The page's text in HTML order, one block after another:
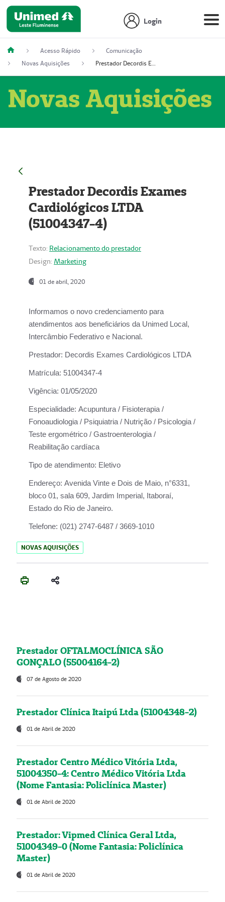
Login
Acesso Rápido
Comunicação
Novas Aquisições
Prestador Decordis Exames Cardiológicos LTDA (51004347-4)
Novas Aquisições
Prestador Decordis Exames
Cardiológicos LTDA
(51004347-4)
Texto: Relacionamento do prestador
Design: Marketing
01 de abril, 2020
Informamos o novo credenciamento para
atendimentos aos beneficiários da Unimed Local,
Intercâmbio Federativo e Nacional.
Prestador: Decordis Exames Cardiológicos LTDA
Matrícula: 51004347-4
Vigência: 01/05/2020
Especialidade: Acupuntura / Fisioterapia /
Fonoaudiologia / Psiquiatria / Nutrição / Psicologia /
Teste ergométrico / Gastroenterologia /
Reabilitação cardíaca
Tipo de atendimento: Eletivo
Endereço: Avenida Vinte e Dois de Maio, n°6331,
bloco 01, sala 609, Jardim Imperial, Itaboraí,
Estado do Rio de Janeiro.
Telefone: (021) 2747-6487 / 3669-1010
NOVAS AQUISIÇÕES
Prestador OFTALMOCLÍNICA SÃO
GONÇALO (55004164-2)
07 de Agosto de 2020
Prestador Clínica Itaipú Ltda (51004348-2)
01 de Abril de 2020
Prestador Centro Médico Vitória Ltda,
51004350-4: Centro Médico Vitória Ltda
(Nome Fantasia: Policlínica Master)
01 de Abril de 2020
Prestador: Vipmed Clínica Geral Ltda,
51004349-0 (Nome Fantasia: Policlínica
Master)
01 de Abril de 2020